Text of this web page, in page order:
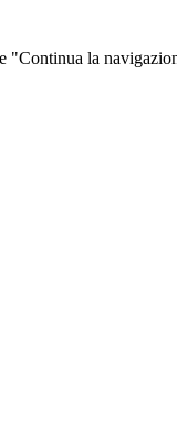
"Continua la